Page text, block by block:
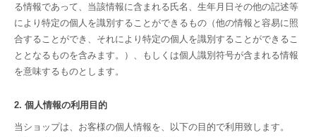
る情報であって、当該情報に含まれる氏名、生年月日その他の記述等
により特定の個人を識別することができるもの（他の情報と容易に照
合することができ、それにより特定の個人を識別することができるこ
ととなるものを含みます。）、もしくは個人識別符号が含まれる情報
を意味するものとします。
2. 個人情報の利用目的
当ショップは、お客様の個人情報を、以下の目的で利用致します。